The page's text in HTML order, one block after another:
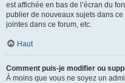
est affichée en bas de l’écran du
publier de nouveaux sujets dans
jointes dans ce forum, etc.
Haut
Comment puis-je modifier ou
À moins que vous ne soyez un